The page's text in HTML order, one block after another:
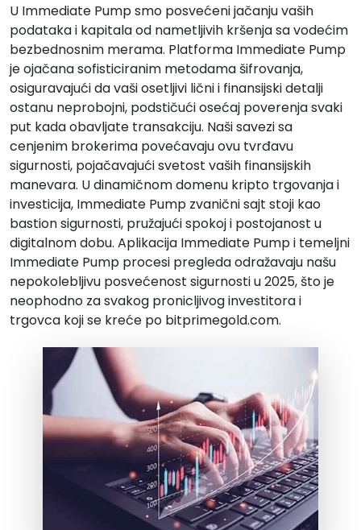
U Immediate Pump smo posvećeni jačanju vaših
podataka i kapitala od nametljivih kršenja sa vodećim
bezbednosnim merama. Platforma Immediate Pump
je ojačana sofisticiranim metodama šifrovanja,
osiguravajući da vaši osetljivi lični i finansijski detalji
ostanu neprobojni, podstičući osećaj poverenja svaki
put kada obavljate transakciju. Naši savezi sa
cenjenim brokerima povećavaju ovu tvrđavu
sigurnosti, pojačavajući svetost vaših finansijskih
manevara. U dinamičnom domenu kripto trgovanja i
investicija, Immediate Pump zvanični sajt stoji kao
bastion sigurnosti, pružajući spokoj i postojanost u
digitalnom dobu. Aplikacija Immediate Pump i temeljni
Immediate Pump procesi pregleda odražavaju našu
nepokolebljivu posvećenost sigurnosti u 2025, što je
neophodno za svakog pronicljivog investitora i
trgovca koji se kreće po bitprimegold.com.